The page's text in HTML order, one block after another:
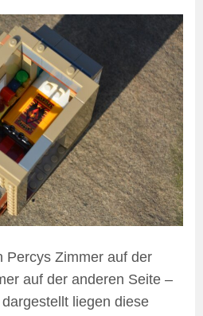
Percys Zimmer auf der
auf der anderen Seite –
liegen diese